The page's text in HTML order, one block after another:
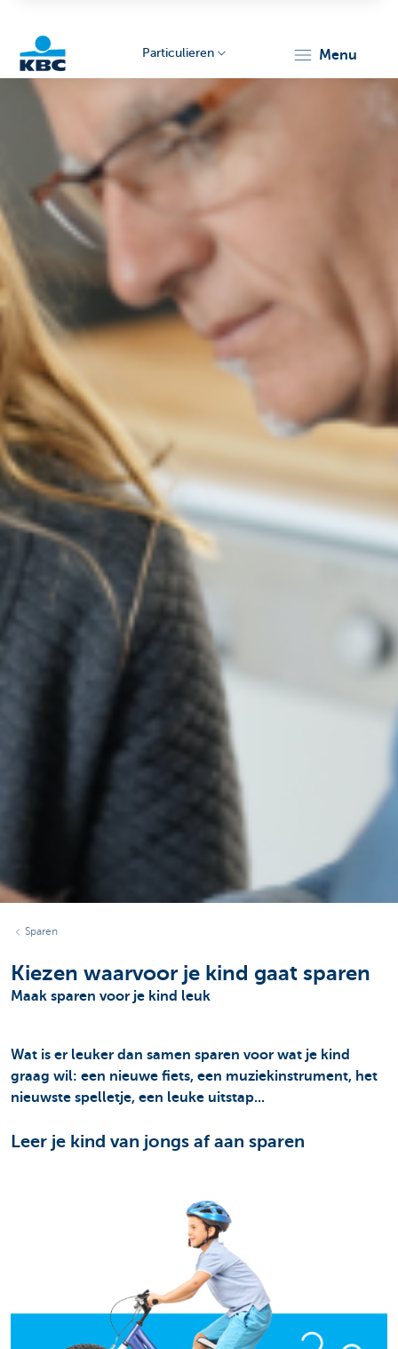
Particulieren menu
Sparen
Kiezen waarvoor je kind gaat sparen
Maak sparen voor je kind leuk
Wat is er leuker dan samen sparen voor wat je kind
graag wil: een nieuwe fiets, een muziekinstrument, het
nieuwste spelletje, een leuke uitstap...
Leer je kind van jongs af aan sparen